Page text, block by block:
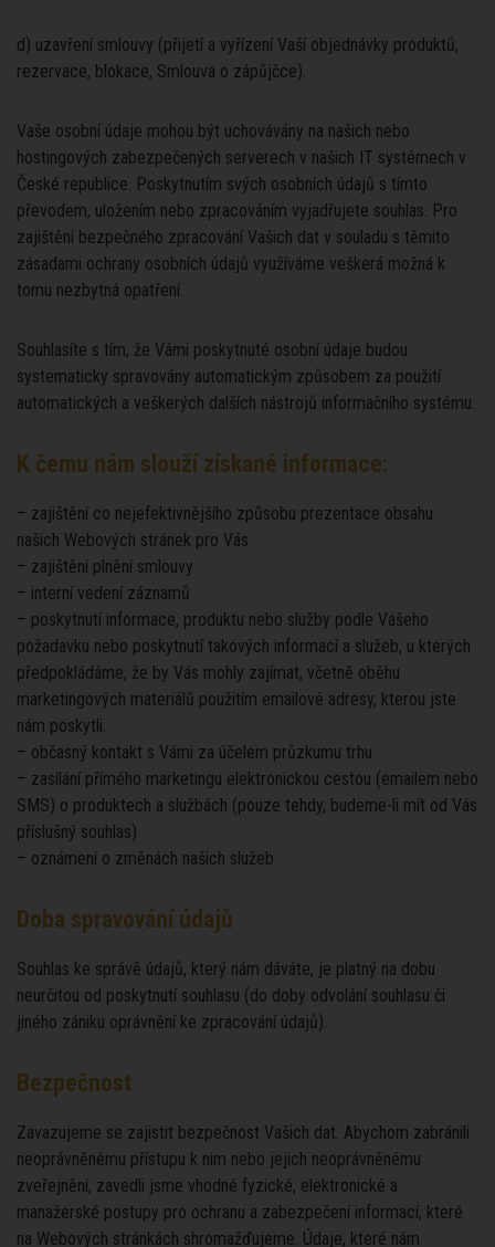
d) uzavření smlouvy (přijetí a vyřízení Vaší objednávky produktů,
rezervace, blokace, Smlouva o zápůjčce).
Vaše osobní údaje mohou být uchovávány na našich nebo
hostingových zabezpečených serverech v našich IT systémech v
České republice. Poskytnutím svých osobních údajů s tímto
převodem, uložením nebo zpracováním vyjadřujete souhlas. Pro
zajištění bezpečného zpracování Vašich dat v souladu s těmito
zásadami ochrany osobních údajů využíváme veškerá možná k
tomu nezbytná opatření.
Souhlasíte s tím, že Vámi poskytnuté osobní údaje budou
systematicky spravovány automatickým způsobem za použití
automatických a veškerých dalších nástrojů informačního systému.
K čemu nám slouží získané informace:
– zajištění co nejefektivnějšího způsobu prezentace obsahu
našich Webových stránek pro Vás
– zajištění plnění smlouvy
– interní vedení záznamů
– poskytnutí informace, produktu nebo služby podle Vašeho
požadavku nebo poskytnutí takových informací a služeb, u kterých
předpokládáme, že by Vás mohly zajímat, včetně oběhu
marketingových materiálů použitím emailové adresy, kterou jste
nám poskytli.
– občasný kontakt s Vámi za účelem průzkumu trhu
– zasílání přímého marketingu elektronickou cestou (emailem nebo
SMS) o produktech a službách (pouze tehdy, budeme-li mít od Vás
příslušný souhlas)
– oznámení o změnách našich služeb
Doba spravování údajů
Souhlas ke správě údajů, který nám dáváte, je platný na dobu
neurčitou od poskytnutí souhlasu (do doby odvolání souhlasu či
jiného zániku oprávnění ke zpracování údajů).
Bezpečnost
Zavazujeme se zajistit bezpečnost Vašich dat. Abychom zabránili
neoprávněnému přístupu k nim nebo jejich neoprávněnému
zveřejnění, zavedli jsme vhodné fyzické, elektronické a
manažerské postupy pro ochranu a zabezpečení informací, které
na Webových stránkách shromažďujeme. Údaje, které nám